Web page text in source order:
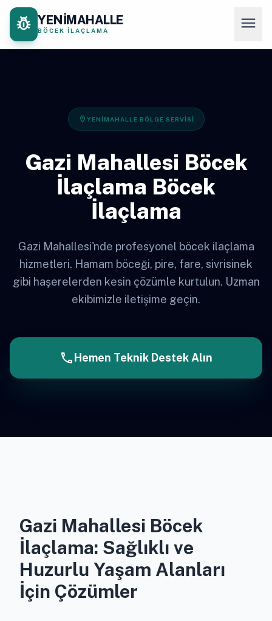
pest_control YENİMAHALLE
BÖCEK İLAÇLAMA menu
location_on YENIMAHALLE BÖLGE SERVISI
Gazi Mahallesi Böcek
İlaçlama Böcek
İlaçlama
Gazi Mahallesi'nde profesyonel böcek ilaçlama
hizmetleri. Hamam böceği, pire, fare, sivrisinek
gibi haşerelerden kesin çözümle kurtulun. Uzman
ekibimizle iletişime geçin.
call Hemen Teknik Destek Alın
Gazi Mahallesi Böcek
İlaçlama: Sağlıklı ve
Huzurlu Yaşam Alanları
İçin Çözümler